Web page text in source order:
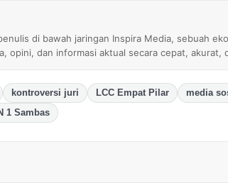
di bawah jaringan Inspira Media, sebuah
opini, dan informasi aktual secara cepat, akurat,
kontroversi juri LCC Empat Pilar media
1 Sambas